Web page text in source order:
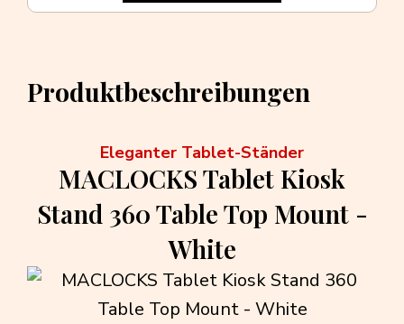
Produktbeschreibungen
Eleganter Tablet-Ständer
MACLOCKS Tablet Kiosk
Stand 360 Table Top Mount -
White